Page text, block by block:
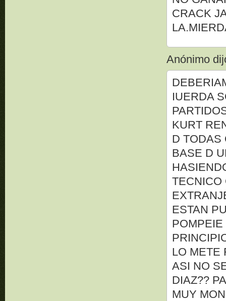
CRACK
Anónimo
IUERDA
KURT
D TODAS
BASE D
TECNICO
ESTAN
LO METE
ASI NO
DIAZ??
MUY